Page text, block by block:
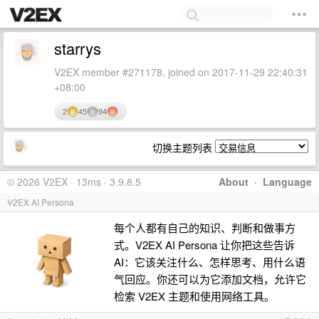
starrys
V2EX member #271178, joined on 2017-11-29 22:40:31
+08:00
2 45 94
切换主题列表
About · Language
© 2026 V2EX · 13ms · 3.9.8.5
V2EX AI Persona
每个人都有自己的知识、判断和做事方
式。V2EX AI Persona 让你把这些告诉
AI：它该关注什么、怎样思考、用什么语
气回应。你还可以为它添加文档，允许它
检索 V2EX 主题和使用网络工具。